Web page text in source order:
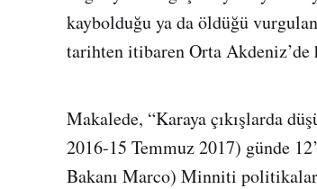
kaybolduğu ya da öldüğü
tarihten itibaren Orta
Makalede, “Karaya çıkışlarda
2016-15 Temmuz 2017) günde
Bakanı Marco) Minniti